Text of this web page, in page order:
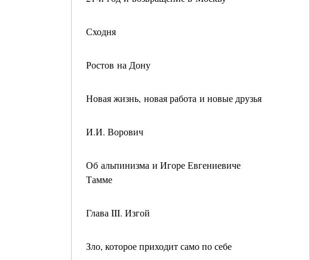
Сходня
Ростов на Дону
Новая жизнь, новая работа и новые друзья
И.И. Ворович
Об альпинизма и Игоре Евгениевиче
Тамме
Глава III. Изгой
Зло, которое приходит само по себе